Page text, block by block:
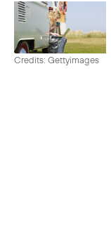
Credits: Gettyimages